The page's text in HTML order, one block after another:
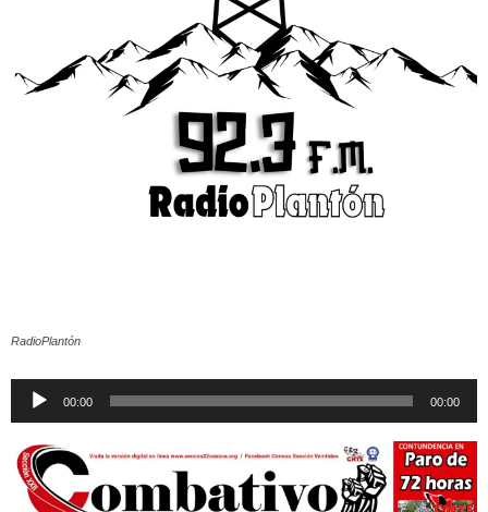
RadioPlantón
Reproductor
00:00 00:00